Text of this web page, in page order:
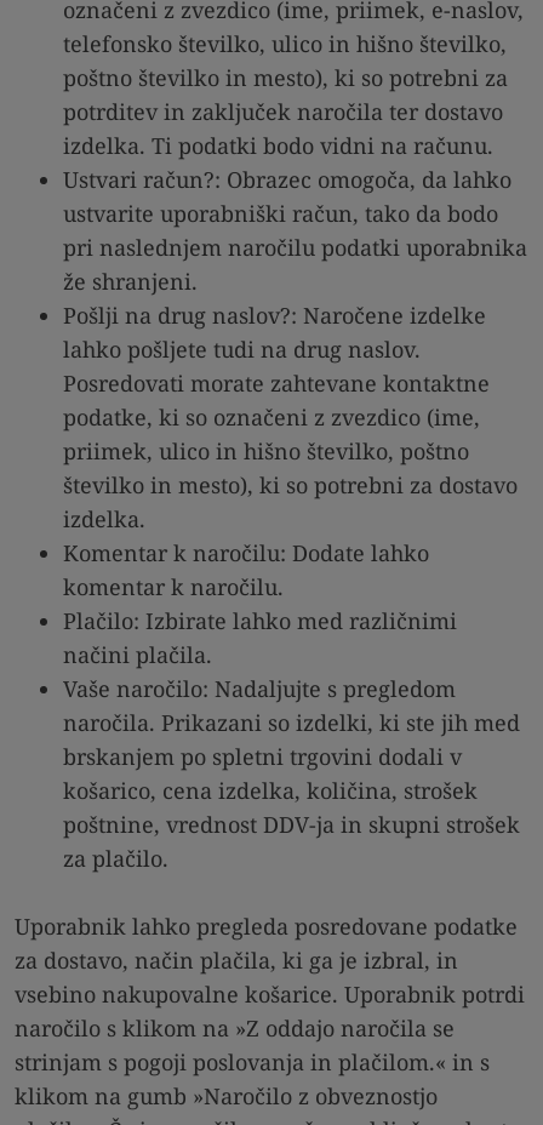
označeni z zvezdico (ime, priimek, e-naslov,
telefonsko številko, ulico in hišno številko,
poštno številko in mesto), ki so potrebni za
potrditev in zaključek naročila ter dostavo
izdelka. Ti podatki bodo vidni na računu.
Ustvari račun?: Obrazec omogoča, da lahko
ustvarite uporabniški račun, tako da bodo
pri naslednjem naročilu podatki uporabnika
že shranjeni.
Pošlji na drug naslov?: Naročene izdelke
lahko pošljete tudi na drug naslov.
Posredovati morate zahtevane kontaktne
podatke, ki so označeni z zvezdico (ime,
priimek, ulico in hišno številko, poštno
številko in mesto), ki so potrebni za dostavo
izdelka.
Komentar k naročilu: Dodate lahko
komentar k naročilu.
Plačilo: Izbirate lahko med različnimi
načini plačila.
Vaše naročilo: Nadaljujte s pregledom
naročila. Prikazani so izdelki, ki ste jih med
brskanjem po spletni trgovini dodali v
košarico, cena izdelka, količina, strošek
poštnine, vrednost DDV-ja in skupni strošek
za plačilo.
Uporabnik lahko pregleda posredovane podatke
za dostavo, način plačila, ki ga je izbral, in
vsebino nakupovalne košarice. Uporabnik potrdi
naročilo s klikom na »Z oddajo naročila se
strinjam s pogoji poslovanja in plačilom.« in s
klikom na gumb »Naročilo z obveznostjo